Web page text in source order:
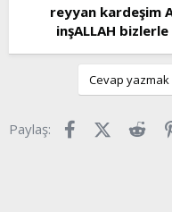
reyyan kardeşim
inşALLAH
Cevap yazmak
Paylaş: Facebook
X